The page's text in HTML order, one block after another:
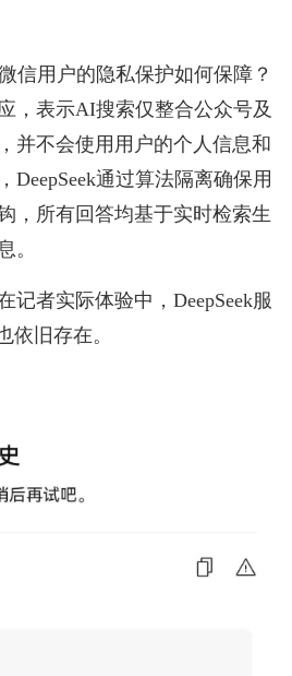
信用户的隐私保护如何保障？
，表示AI搜索仅整合公众号及
并不会使用用户的个人信息和
DeepSeek通过算法隔离确保用
，所有回答均基于实时检索生
。
记者实际体验中，DeepSeek服
依旧存在。